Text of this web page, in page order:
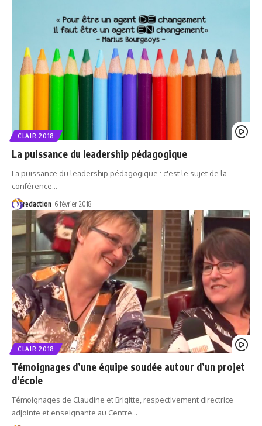
CLAIR 2018
La puissance du leadership pédagogique
La puissance du leadership pédagogique : c'est le sujet de la
conférence…
redaction 6 février 2018
CLAIR 2018
Témoignages d’une équipe soudée autour d’un projet
d’école
Témoignages de Claudine et Brigitte, respectivement directrice
adjointe et enseignante au Centre…